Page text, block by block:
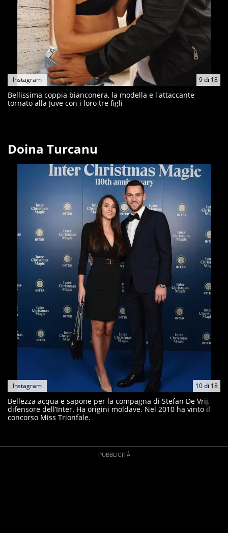
9di18
Instagram
Bellissima coppia bianconera, la modella e l'attaccante
tornato alla Juve con i loro tre figli
Doina Turcanu
10di 18
Instagram
Bellezza acqua e sapone per la compagna di Stefan De Vrij,
difensore dell’Inter. Ha origini moldave. Nel 2010 ha vinto il
concorso Miss Trionfale.